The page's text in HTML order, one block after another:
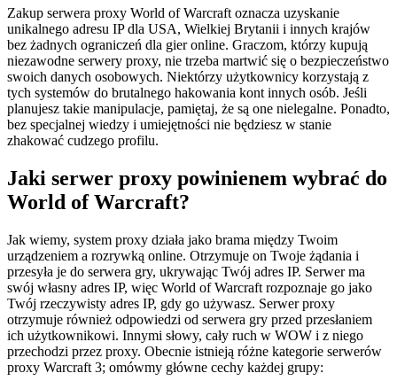
Zakup serwera proxy World of Warcraft oznacza uzyskanie
unikalnego adresu IP dla USA, Wielkiej Brytanii i innych krajów
bez żadnych ograniczeń dla gier online. Graczom, którzy kupują
niezawodne serwery proxy, nie trzeba martwić się o bezpieczeństwo
swoich danych osobowych. Niektórzy użytkownicy korzystają z
tych systemów do brutalnego hakowania kont innych osób. Jeśli
planujesz takie manipulacje, pamiętaj, że są one nielegalne. Ponadto,
bez specjalnej wiedzy i umiejętności nie będziesz w stanie
zhakować cudzego profilu.
Jaki serwer proxy powinienem wybrać do
World of Warcraft?
Jak wiemy, system proxy działa jako brama między Twoim
urządzeniem a rozrywką online. Otrzymuje on Twoje żądania i
przesyła je do serwera gry, ukrywając Twój adres IP. Serwer ma
swój własny adres IP, więc World of Warcraft rozpoznaje go jako
Twój rzeczywisty adres IP, gdy go używasz. Serwer proxy
otrzymuje również odpowiedzi od serwera gry przed przesłaniem
ich użytkownikowi. Innymi słowy, cały ruch w WOW i z niego
przechodzi przez proxy. Obecnie istnieją różne kategorie serwerów
proxy Warcraft 3; omówmy główne cechy każdej grupy: